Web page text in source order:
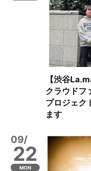
【渋谷
クラウドフ
プロジェク
ます
09/
22
MON